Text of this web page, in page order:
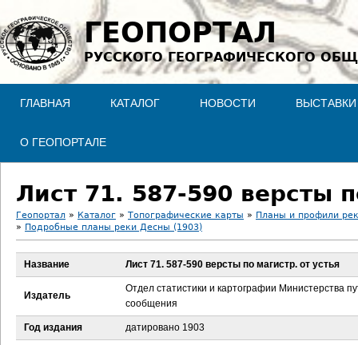
Jump to navigation
ГЕОПОРТАЛ
РУССКОГО ГЕОГРАФИЧЕСКОГО
ГЛАВНАЯ КАТАЛОГ НОВОСТИ ВЫСТАВКИ
О ГЕОПОРТАЛЕ
Лист 71. 587-590 версты
В
ы
д
Геопортал » Каталог » Топографические карты » Планы и профили
» Подробные планы реки Десны (1903)
Название Лист 71. 587-590 версты по магистр. от устья
Издатель
Отдел статистики и картографии Министерства
сообщения
Год издания датировано 1903